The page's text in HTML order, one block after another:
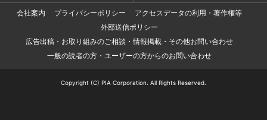
会社案内
プライバシーポリシー
アクセスデータの利用・著作権等
外部送信ポリシー
広告出稿・お取り組みのご相談・情報掲載・その他お問い合わせ
一般の読者の方・ユーザーの方からのお問い合わせ
Copyright (C) PIA Corporation. All Rights Reserved.